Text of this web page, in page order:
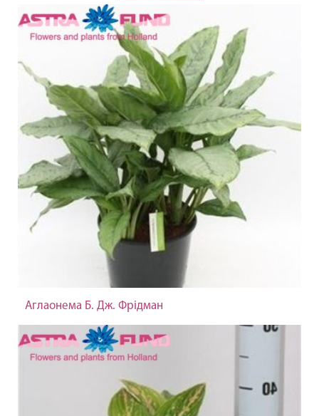
Аглаонема Б. Дж. Фрідман